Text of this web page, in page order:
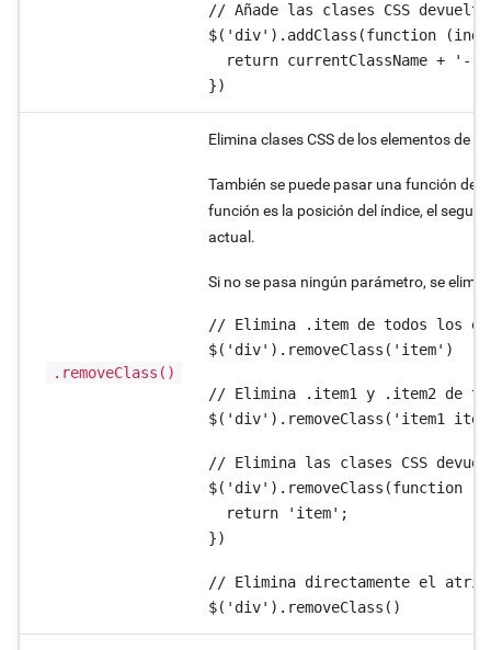
// Añade las clases CSS
$('div').addClass(function
return currentClassName + '-'
})
.removeClass()
Elimina clases CSS de los elementos de
También se puede pasar una función de
función es la posición del índice, el
actual.
Si no se pasa ningún parámetro, se
// Elimina .item de todos los
$('div').removeClass('item')
// Elimina .item1 y .item2 de
$('div').removeClass('item1
// Elimina las clases CSS
$('div').removeClass(function
  return 'item';
})
// Elimina directamente el
$('div').removeClass()